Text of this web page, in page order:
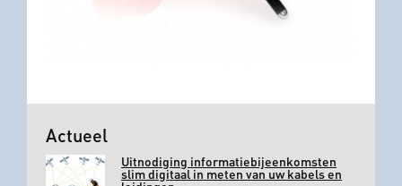
Actueel
Uitnodiging informatiebijeenkomsten
slim digitaal in meten van uw kabels en